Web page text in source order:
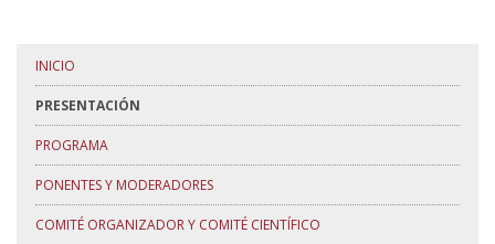
INICIO
PRESENTACIÓN
PROGRAMA
PONENTES Y MODERADORES
COMITÉ ORGANIZADOR Y COMITÉ CIENTÍFICO